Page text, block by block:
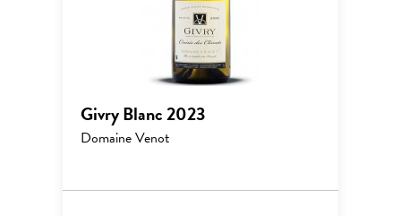
Givry Blanc 2023
Domaine Venot